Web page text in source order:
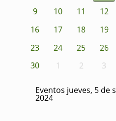
9
10 11 12
16
17 18 19
23
24 25 26
30
1 2 3
Eventos jueves, 5 de
2024